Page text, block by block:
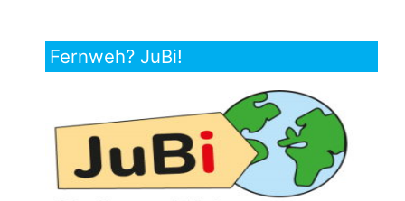
Fernweh? JuBi!